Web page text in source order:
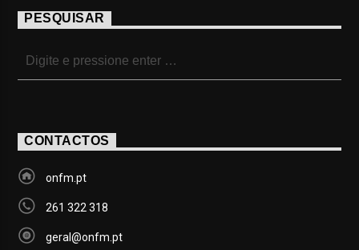
PESQUISAR
CONTACTOS
onfm.pt
261 322 318
geral@onfm.pt